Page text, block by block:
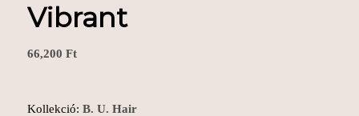
Vibrant
66,200 Ft
Kollekció: B. U. Hair